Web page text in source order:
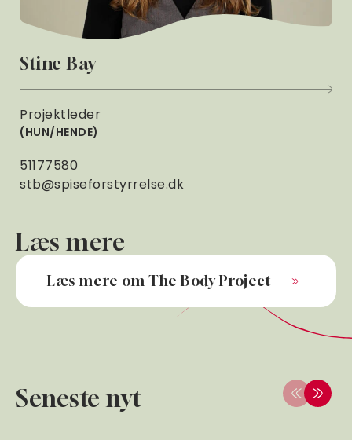
Stine Bay
Projektleder
HUN/HENDE
51177580
stb@spiseforstyrrelse.dk
Læs mere
Læs mere om The Body Project
Seneste nyt